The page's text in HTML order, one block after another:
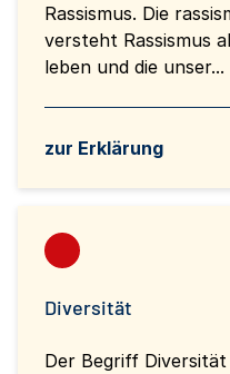
Rassismus. Die
versteht Rassismus
leben und die unser...
zur Erklärung
Diversität
Der Begriff